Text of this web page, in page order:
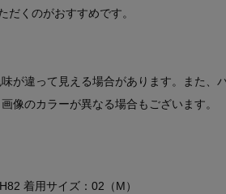
だくのがおすすめです。
が違って見える場合があります。また、
像のカラーが異なる場合もございます。
着用サイズ：02（M）